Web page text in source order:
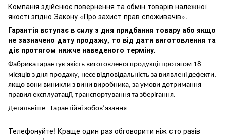
Компанія здійснює повернення та обмін товарів належної
якості згідно Закону «Про захист прав споживачів».
Гарантія вступає в силу з дня придбання товару або якщо
не зазначено дату продажу, то від дати виготовлення та
діє протягом нижче наведеного терміну.
Фабрика гарантує якість виготовленої продукції протягом 18
місяців з дня продажу, несе відповідальність за виявлені дефекти,
якщо вони виникли з вини виробника, за умови дотримання
правил експлуатації, транспортування та зберігання.
Детальніше - Гарантійні зобов’язання
Телефонуйте! Краще один раз обговорити ніж сто разів